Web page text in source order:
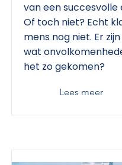
van een succesvolle
Of toch niet? Echt
mens nog niet. Er
wat
het zo gekomen?
Lees meer